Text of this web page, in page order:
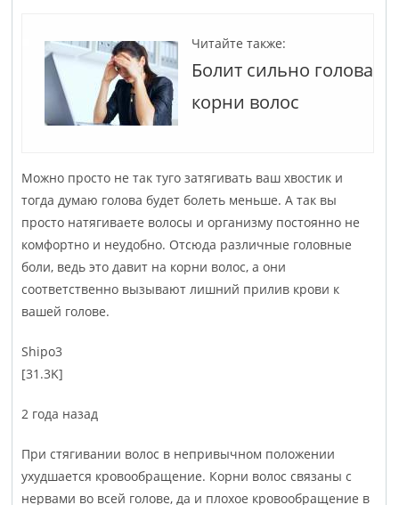
Читайте также:
Болит сильно голова
корни волос
Можно просто не так туго затягивать ваш хвостик и
тогда думаю голова будет болеть меньше. А так вы
просто натягиваете волосы и организму постоянно не
комфортно и неудобно. Отсюда различные головные
боли, ведь это давит на корни волос, а они
соответственно вызывают лишний прилив крови к
вашей голове.
Shipo­3
[31.3K]
2 года назад
При стягивании волос в непривычном положении
ухудшается кровообращение. Корни волос связаны с
нервами во всей голове, да и плохое кровообращение в